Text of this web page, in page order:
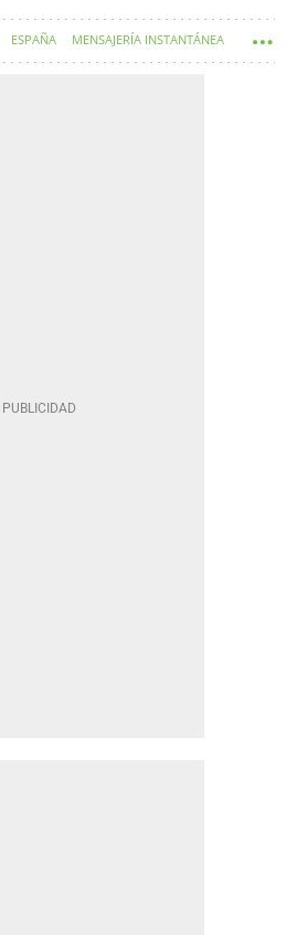
ESPAÑA MENSAJERÍA INSTANTÁNEA